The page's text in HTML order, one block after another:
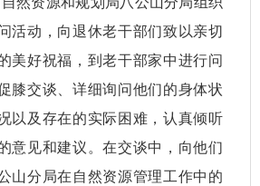
活动，向退休老干部们致以亲切
美好祝福，到老干部家中进行问
膝交谈、详细询问他们的身体状
以及存在的实际困难，认真倾听
意见和建议。在交谈中，向他们
山分局在自然资源管理工作中的